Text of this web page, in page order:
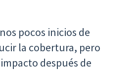
pocos inicios de
la cobertura, pero
después de